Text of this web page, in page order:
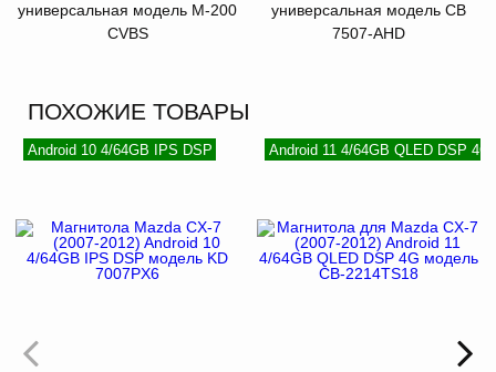
универсальная модель M-200
CVBS
универсальная модель CB
7507-AHD
ПОХОЖИЕ ТОВАРЫ
Android 10 4/64GB IPS DSP Android 11 4/64GB QLED DSP 4G